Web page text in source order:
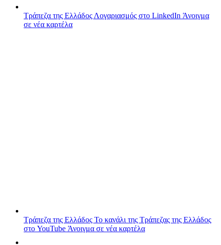
Τράπεζα της Ελλάδος Λογαριασμός στο LinkedIn Άνοιγμα
σε νέα καρτέλα
Τράπεζα της Ελλάδος Το κανάλι της Τράπεζας της Ελλάδος
στο YouTube Άνοιγμα σε νέα καρτέλα